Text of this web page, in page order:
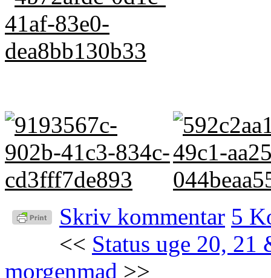
Skriv kommentar 5
<< Status uge 20, 21
morgenmad >>